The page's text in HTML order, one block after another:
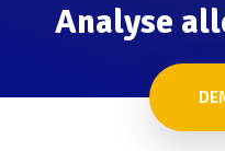
Analyse